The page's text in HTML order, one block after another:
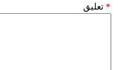
تعليق *